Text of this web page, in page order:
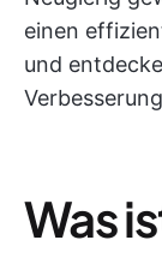
einen
und
Was